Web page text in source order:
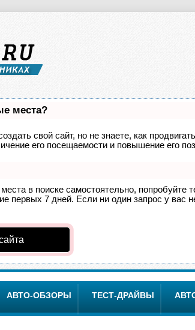
места?
свой сайт, но не знаете, как
его посещаемости и повышение его
в поиске самостоятельно, попробуйте
первых 7 дней. Если ни один запрос у вас
АВТО-ОБЗОРЫ ТЕСТ-ДРАЙВЫ